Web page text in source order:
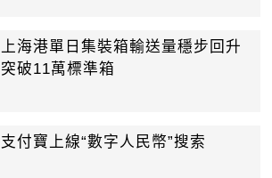
上海港單日集裝箱輸送量穩步回升
突破11萬標準箱
支付寶上線“數字人民幣”搜索